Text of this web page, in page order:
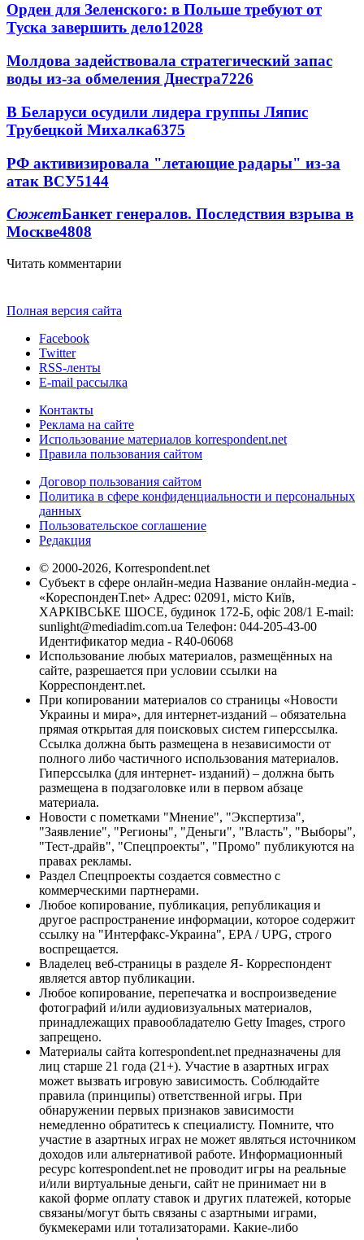
Орден для Зеленского: в Польше требуют от
Туска завершить дело12028
Молдова задействовала стратегический запас
воды из-за обмеления Днестра7226
В Беларуси осудили лидера группы Ляпис
Трубецкой Михалка6375
РФ активизировала "летающие радары" из-за
атак ВСУ5144
СюжетБанкет генералов. Последствия взрыва в
Москве4808
Читать комментарии
Полная версия сайта
Facebook
Twitter
RSS-ленты
E-mail рассылка
Контакты
Реклама на сайте
Использование материалов korrespondent.net
Правила пользования сайтом
Договор пользования сайтом
Политика в сфере конфиденциальности и персональных
данных
Пользовательское соглашение
Редакция
© 2000-2026, Korrespondent.net
Субъект в сфере онлайн-медиа Название онлайн-медиа -
«КореспонденТ.net» Адрес: 02091, місто Київ,
ХАРКІВСЬКЕ ШОСЕ, будинок 172-Б, офіс 208/1 E-mail:
sunlight@mediadim.com.ua Телефон: 044-205-43-00
Идентификатор медиа - R40-06068
Использование любых материалов, размещённых на
сайте, разрешается при условии ссылки на
Корреспондент.net.
При копировании материалов со страницы «Новости
Украины и мира», для интернет-изданий – обязательна
прямая открытая для поисковых систем гиперссылка.
Ссылка должна быть размещена в независимости от
полного либо частичного использования материалов.
Гиперссылка (для интернет- изданий) – должна быть
размещена в подзаголовке или в первом абзаце
материала.
Новости с пометками "Мнение", "Экспертиза",
"Заявление", "Регионы", "Деньги", "Власть", "Выборы",
"Тест-драйв", "Спецпроекты", "Промо" публикуются на
правах рекламы.
Раздел Спецпроекты создается совместно с
коммерческими партнерами.
Любое копирование, публикация, републикация и
другое распространение информации, которое содержит
ссылку на "Интерфакс-Украина", EPA / UPG, строго
воспрещается.
Владелец веб-страницы в разделе Я- Корреспондент
является автор публикации.
Любое копирование, перепечатка и воспроизведение
фотографий и/или аудиовизуальных материалов,
принадлежащих правообладателю Getty Images, строго
запрещено.
Материалы сайта korrespondent.net предназначены для
лиц старше 21 года (21+). Участие в азартных играх
может вызвать игровую зависимость. Соблюдайте
правила (принципы) ответственной игры. При
обнаружении первых признаков зависимости
немедленно обратитесь к специалисту. Помните, что
участие в азартных играх не может являться источником
доходов или альтернативой работе. Информационный
ресурс korrespondent.net не проводит игры на реальные
и/или виртуальные деньги, сайт не принимает ни в
какой форме оплату ставок и других платежей, которые
связаны/могут быть связаны с азартными играми,
букмекерами или тотализаторами. Какие-либо